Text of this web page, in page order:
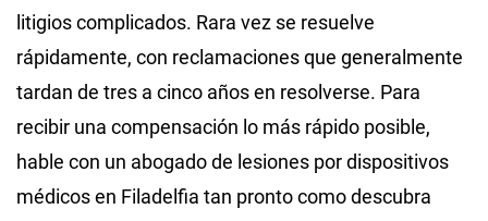
litigios complicados. Rara vez se resuelve
rápidamente, con reclamaciones que generalmente
tardan de tres a cinco años en resolverse. Para
recibir una compensación lo más rápido posible,
hable con un abogado de lesiones por dispositivos
médicos en Filadelfia tan pronto como descubra